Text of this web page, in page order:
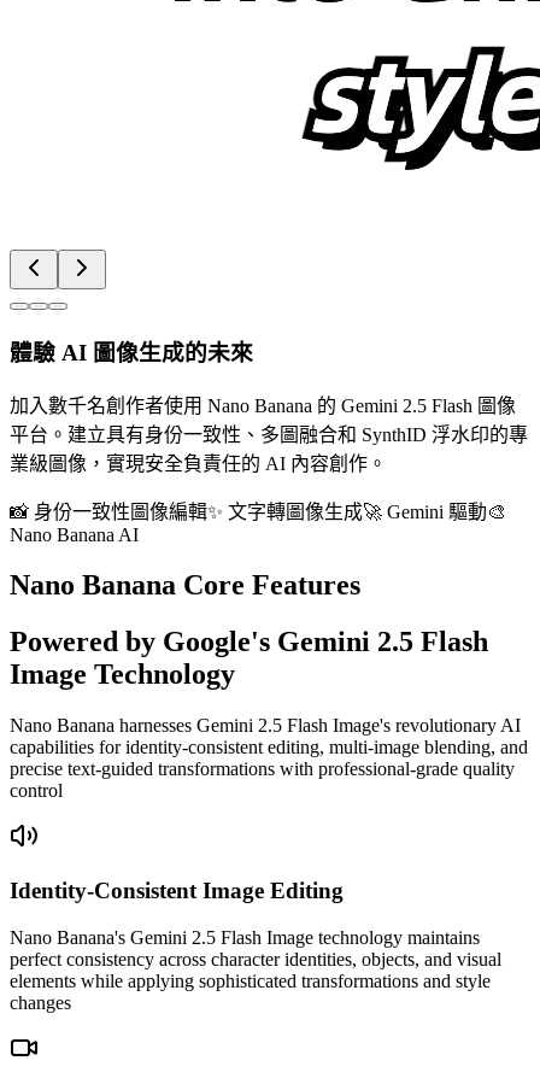
體驗 AI 圖像生成的未來
加入數千名創作者使用 Nano Banana 的 Gemini 2.5 Flash 圖像
平台。建立具有身份一致性、多圖融合和 SynthID 浮水印的專
業級圖像，實現安全負責任的 AI 內容創作。
📸 身份一致性圖像編輯✨ 文字轉圖像生成🚀 Gemini 驅動🎨
Nano Banana AI
Nano Banana Core Features
Powered by Google's Gemini 2.5 Flash
Image Technology
Nano Banana harnesses Gemini 2.5 Flash Image's revolutionary AI
capabilities for identity-consistent editing, multi-image blending, and
precise text-guided transformations with professional-grade quality
control
Identity-Consistent Image Editing
Nano Banana's Gemini 2.5 Flash Image technology maintains
perfect consistency across character identities, objects, and visual
elements while applying sophisticated transformations and style
changes